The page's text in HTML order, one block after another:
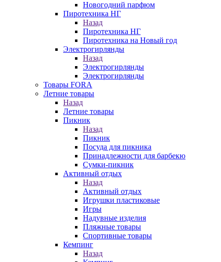
Новогодний парфюм
Пиротехника НГ
Назад
Пиротехника НГ
Пиротехника на Новый год
Электрогирлянды
Назад
Электрогирлянды
Электрогирлянды
Товары FORA
Летние товары
Назад
Летние товары
Пикник
Назад
Пикник
Посуда для пикника
Принадлежности для барбекю
Сумки-пикник
Активный отдых
Назад
Активный отдых
Игрушки пластиковые
Игры
Надувные изделия
Пляжные товары
Спортивные товары
Кемпинг
Назад